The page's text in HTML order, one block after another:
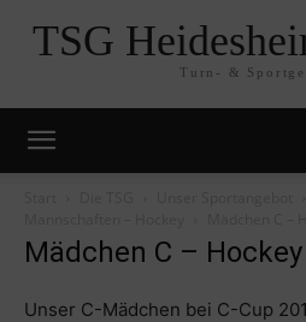
TSG
Turn- &
Mädchen C – Hockey
Unser C-Mädchen bei C-Cup